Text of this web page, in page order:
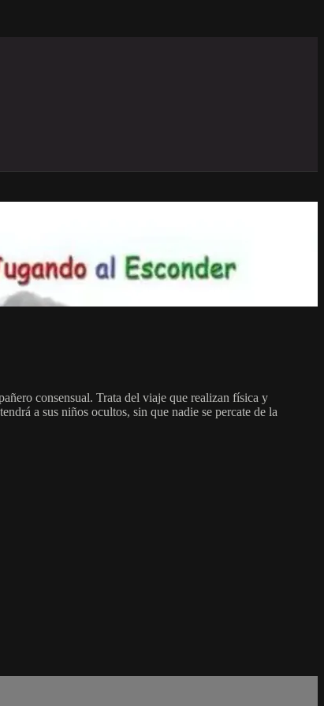
consensual. Trata del viaje que realizan física y
a sus niños ocultos, sin que nadie se percate de la